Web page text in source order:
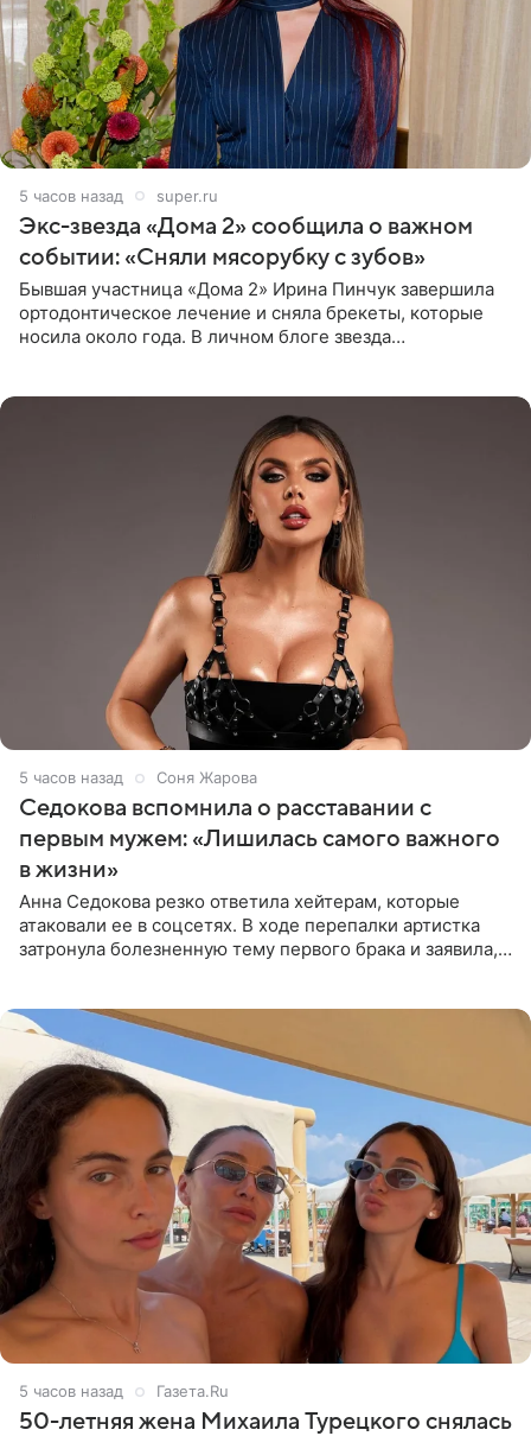
5 часов назад super.ru
Экс-звезда «Дома 2» сообщила о важном
событии: «Сняли мясорубку с зубов»
Бывшая участница «Дома 2» Ирина Пинчук завершила
ортодонтическое лечение и сняла брекеты, которые
носила около года. В личном блоге звезда
5 часов назад Соня Жарова
Седокова вспомнила о расставании с
первым мужем: «Лишилась самого важного
в жизни»
Анна Седокова резко ответила хейтерам, которые
атаковали ее в соцсетях. В ходе перепалки артистка
затронула болезненную тему первого брака и заявила,
5 часов назад Газета.Ru
50-летняя жена Михаила Турецкого снялась